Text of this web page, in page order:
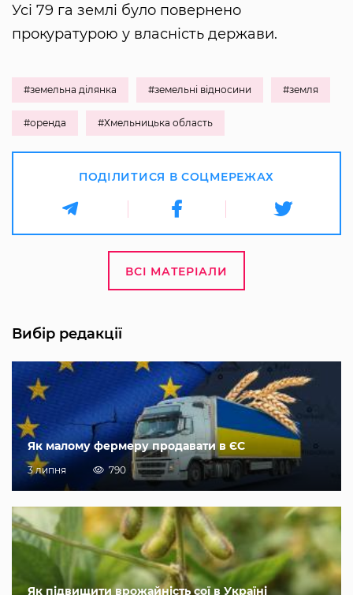
Усі 79 га землі було повернено
прокуратурою у власність держави.
#земельна ділянка #земельні відносини #земля
#оренда #Хмельницька область
ПОДІЛИТИСЯ В СОЦМЕРЕЖАХ
ВСІ МАТЕРІАЛИ
Вибір редакції
Як малому фермеру продавати в ЄС
3 липня 790
Як підвищити врожайність сої в Україні